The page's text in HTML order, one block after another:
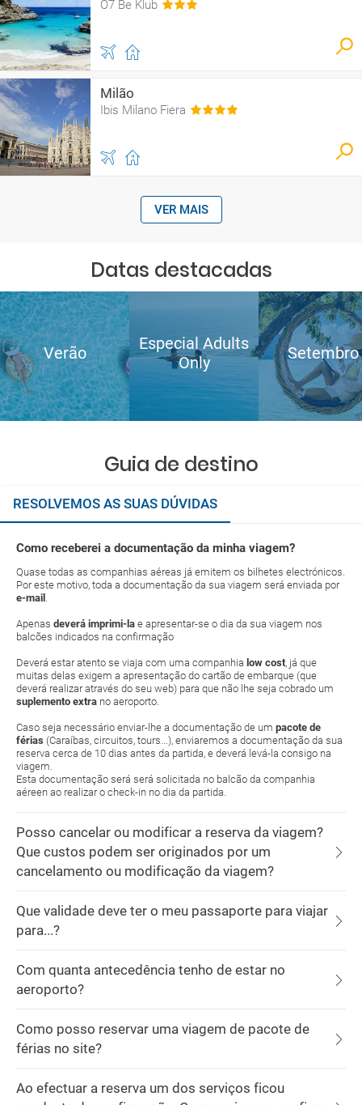
O7 Be Klub
Milão
Ibis Milano Fiera
VER MAIS
Datas destacadas
Verão
Especial Adults
Only
Setembro
Guia de destino
RESOLVEMOS AS SUAS DÚVIDAS
Como receberei a documentação da minha viagem?
Quase todas as companhias aéreas já emitem os bilhetes electrónicos.
Por este motivo, toda a documentação da sua viagem será enviada por
e-mail .
Apenas deverá imprimi-la e apresentar-se o dia da sua viagem nos
balcões indicados na confirmação
Deverá estar atento se viaja com uma companhia low cost, já que
muitas delas exigem a apresentação do cartão de embarque (que
deverá realizar através do seu web) para que não lhe seja cobrado um
suplemento extra no aeroporto.
Caso seja necessário enviar-lhe a documentação de um pacote de
férias (Caraíbas, circuitos, tours...), enviaremos a documentação da sua
reserva cerca de 10 dias antes da partida, e deverá levá-la consigo na
viagem.
Esta documentação será será solicitada no balcão da companhia
aéreen ao realizar o check-in no dia da partida.
Posso cancelar ou modificar a reserva da viagem?
Que custos podem ser originados por um
cancelamento ou modificação da viagem?
Que validade deve ter o meu passaporte para viajar
para...?
Com quanta antecedência tenho de estar no
aeroporto?
Como posso reservar uma viagem de pacote de
férias no site?
Ao efectuar a reserva um dos serviços ficou